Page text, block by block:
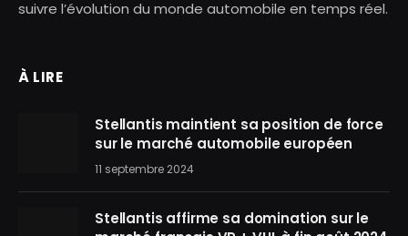
suivre l’évolution du monde automobile en temps réel.
À LIRE
Stellantis maintient sa position de force
sur le marché automobile européen
11 septembre 2024
Stellantis affirme sa domination sur le